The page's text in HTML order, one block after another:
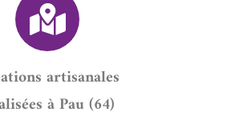
artisanales
à Pau (64)